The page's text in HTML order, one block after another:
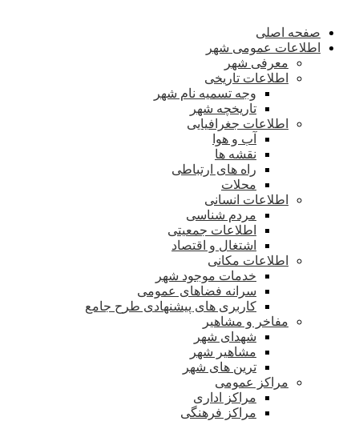
صفحه اصلی
اطلاعات عمومی شهر
معرفی شهر
اطلاعات تاریخی
وجه تسمیه نام شهر
تاریخچه شهر
اطلاعات جغرافیایی
آب و هوا
نقشه ها
راه های ارتباطی
محلات
اطلاعات انسانی
مردم شناسی
اطلاعات جمعیتی
اشتغال و اقتصاد
اطلاعات مکانی
خدمات موجود شهر
سرانه فضاهای عمومی
کاربری های پیشنهادی طرح جامع
مفاخر و مشاهیر
شهدای شهر
مشاهیر شهر
ترین های شهر
مراکز عمومی
مراکز اداری
مراکز فرهنگی